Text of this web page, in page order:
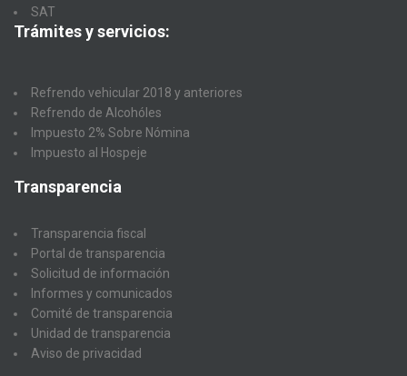
SAT
Trámites y servicios:
Refrendo vehicular 2018 y anteriores
Refrendo de Alcohóles
Impuesto 2% Sobre Nómina
Impuesto al Hospeje
Transparencia
Transparencia fiscal
Portal de transparencia
Solicitud de información
Informes y comunicados
Comité de transparencia
Unidad de transparencia
Aviso de privacidad